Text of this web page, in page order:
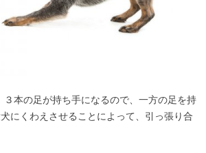
３本の足が持ち手になるので、一方の足を持
にくわえさせることによって、引っ張り合